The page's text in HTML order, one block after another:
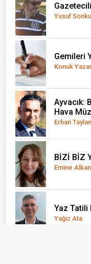
Yusuf
Gemileri
Konuk
Ayvacık:
Hava
Erhan Taylan
BİZİ BİZ
Emine Alkan
Yaz Tatili
Yağız Ata